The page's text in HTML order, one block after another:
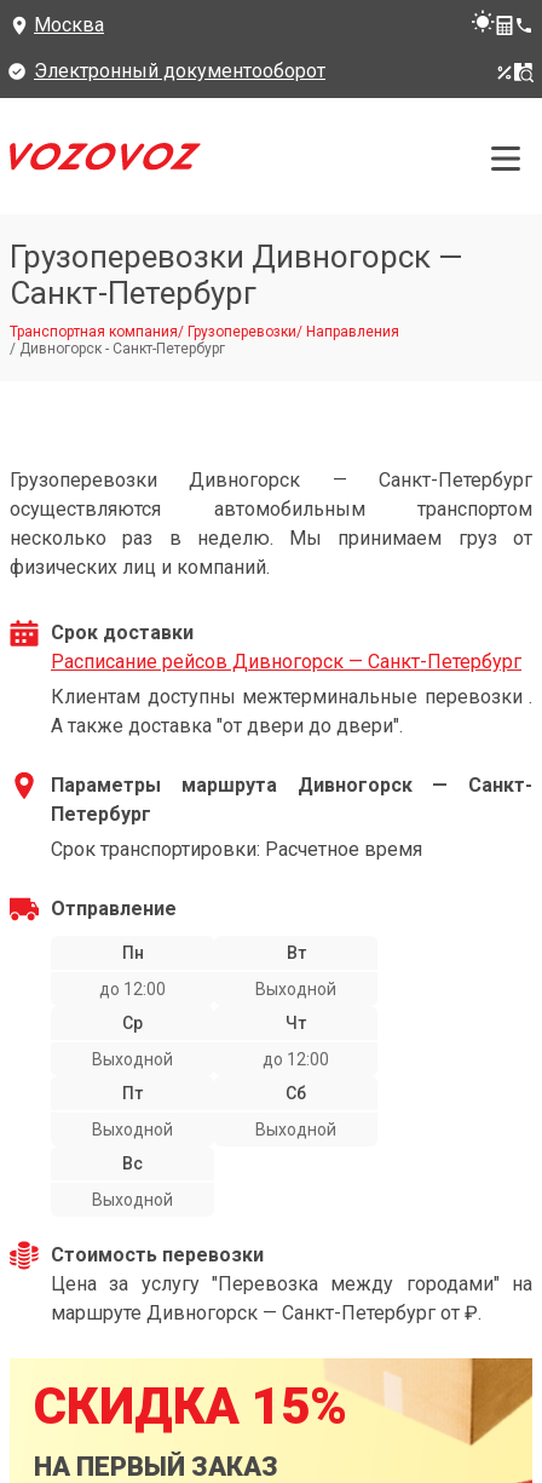
Москва
Электронный документооборот
Грузоперевозки Дивногорск —
Санкт-Петербург
Транспортная компания/ Грузоперевозки/ Направления
/ Дивногорск - Санкт-Петербург
Грузоперевозки Дивногорск — Санкт-Петербург
осуществляются автомобильным транспортом
несколько раз в неделю. Мы принимаем груз от
физических лиц и компаний.
Срок доставки
Расписание рейсов Дивногорск — Санкт-Петербург
Клиентам доступны межтерминальные перевозки .
А также доставка "от двери до двери".
Параметры маршрута Дивногорск — Санкт-
Петербург
Срок транспортировки: Расчетное время
Отправление
Пн
до 12:00
Вт
Выходной
Ср
Выходной
Чт
до 12:00
Пт
Выходной
Сб
Выходной
Вс
Выходной
Стоимость перевозки
Цена за услугу "Перевозка между городами" на
маршруте Дивногорск — Санкт-Петербург от ₽.
СКИДКА 15%
НА ПЕРВЫЙ ЗАКАЗ